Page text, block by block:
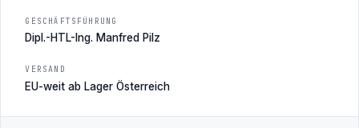
GESCHÄFTSFÜHRUNG
Dipl.-HTL-Ing. Manfred Pilz
VERSAND
EU-weit ab Lager Österreich